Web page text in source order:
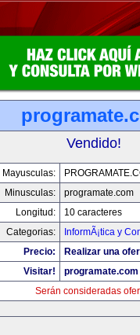
Vendido!
Mayusculas:
Minusculas:
programate.com
Longitud:
10 caracteres
Categorias:
InformÃ¡tica y
Precio:
Realizar una
Visitar!
programate.com
Serán consideradas